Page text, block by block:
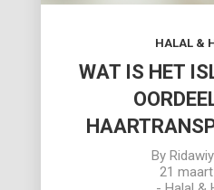
HALAL &
WAT IS HET
By
21